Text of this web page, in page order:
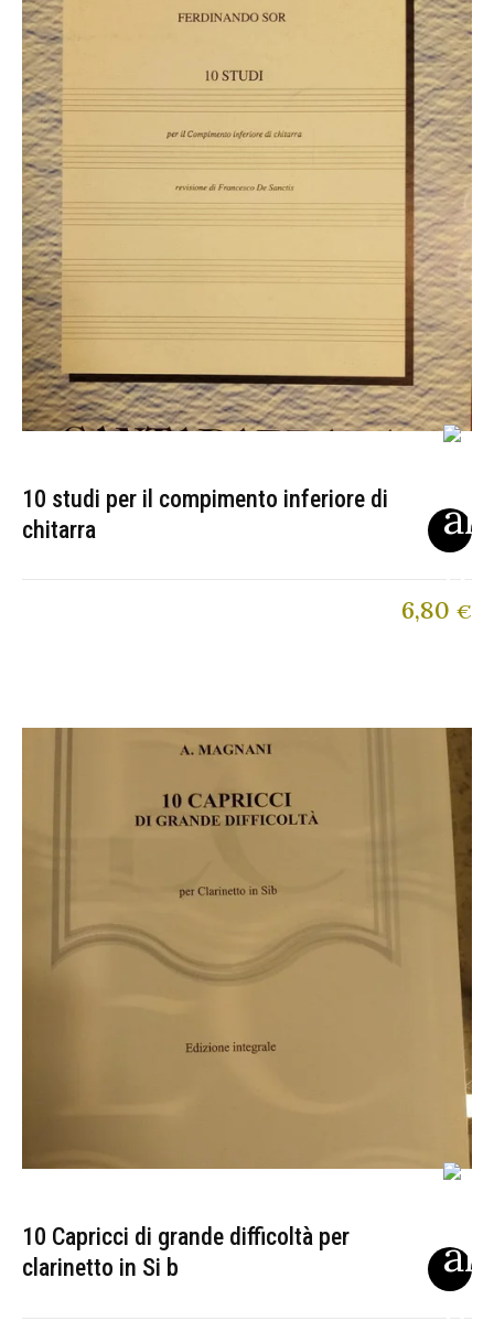
10 studi per il compimento inferiore di
chitarra
6,80 €
10 Capricci di grande difficoltà per
clarinetto in Si b